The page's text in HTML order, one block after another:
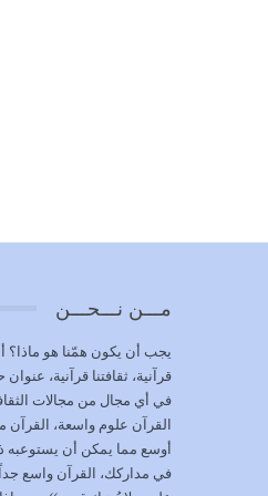
مـــن نـــحـــن
يجب أن يكون همّنا هو ماذا؟
قرآنية، ثقافتنا قرآنية،
في أي مجال من مجالات
القرآن علوم واسعة،
أوسع مما يمكن أن يستوعبه
في مداركك، القرآن واسع